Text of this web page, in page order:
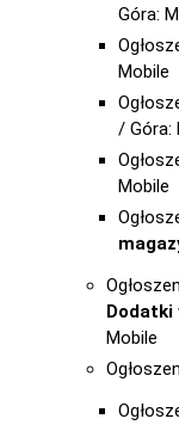
Góra:
Mobile
/ Góra:
Mobile
Dodatki
Mobile